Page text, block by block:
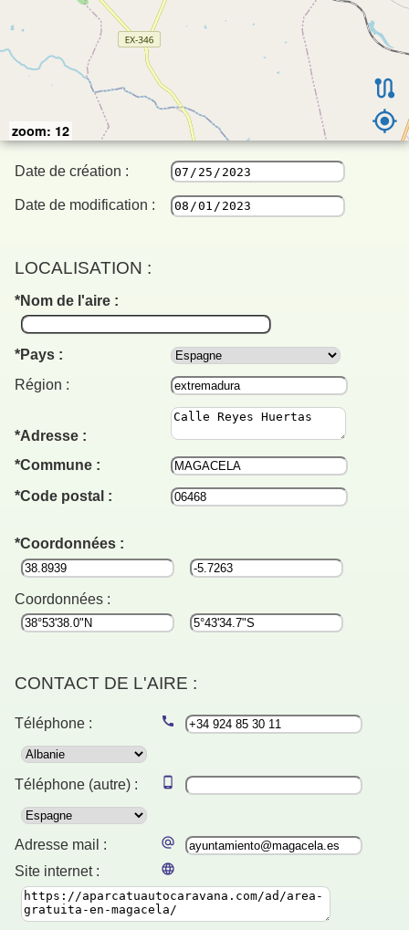
zoom: 12
Date de création :
Date de modification :
LOCALISATION :
Nom de l'aire :
Pays :
Région :
Adresse :
Commune :
Code postal :
Coordonnées :
Coordonnées :
CONTACT DE L'AIRE :
Téléphone :
Téléphone (autre) :
Adresse mail :
Site internet :